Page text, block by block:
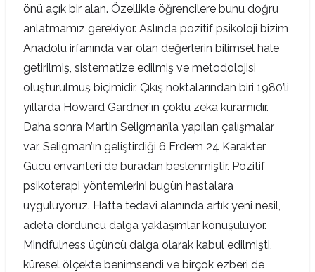
önü açık bir alan. Özellikle öğrencilere bunu doğru
anlatmamız gerekiyor. Aslında pozitif psikoloji bizim
Anadolu irfanında var olan değerlerin bilimsel hale
getirilmiş, sistematize edilmiş ve metodolojisi
oluşturulmuş biçimidir. Çıkış noktalarından biri 1980’li
yıllarda Howard Gardner’ın çoklu zeka kuramıdır.
Daha sonra Martin Seligman’la yapılan çalışmalar
var. Seligman’ın geliştirdiği 6 Erdem 24 Karakter
Gücü envanteri de buradan beslenmiştir. Pozitif
psikoterapi yöntemlerini bugün hastalara
uyguluyoruz. Hatta tedavi alanında artık yeni nesil,
adeta dördüncü dalga yaklaşımlar konuşuluyor.
Mindfulness üçüncü dalga olarak kabul edilmişti,
küresel ölçekte benimsendi ve birçok ezberi de